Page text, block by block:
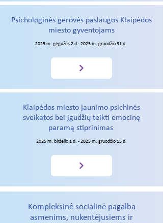
Psichologinės gerovės paslaugos Klaipėdos
miesto gyventojams
2025 m. gegužės 2 d.- 2025 m. gruodžio 31 d.
Klaipėdos miesto jaunimo psichinės
sveikatos bei įgūdžių teikti emocinę
paramą stiprinimas
2025 m. birželio 1 d. - 2025 m. gruodžio 15 d.
Kompleksinė socialinė pagalba
asmenims, nukentėjusiems ir